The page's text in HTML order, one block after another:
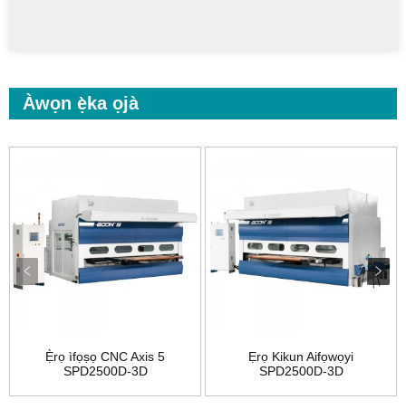
Àwọn ẹ̀ka ọjà
Ẹ̀rọ ìfọṣọ CNC Axis 5
SPD2500D-3D
Ẹrọ Kikun Aifọwọyi
SPD2500D-3D